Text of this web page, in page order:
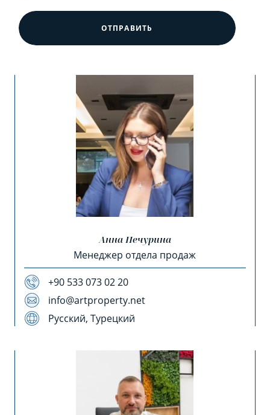
ОТПРАВИТЬ
Анна Печурина
Менеджер отдела продаж
+90 533 073 02 20
info@artproperty.net
Русский, Турецкий